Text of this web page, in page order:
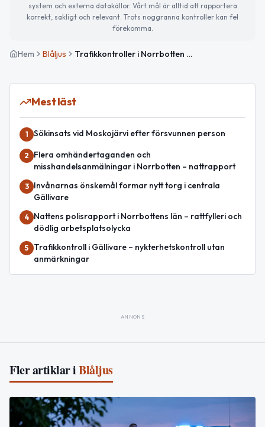
system och externa datakällor. Vårt mål är alltid att rapportera
korrekt, sakligt och relevant. Trots noggranna kontroller kan fel
förekomma.
Hem Blåljus Trafikkontroller i Norrbotten – flera böter för hastighetsöverträdelser
Mest läst
1 Sökinsats vid Moskojärvi efter försvunnen person
2
Flera omhändertaganden och
misshandelsanmälningar i Norrbotten – nattrapport
3
Invånarnas önskemål formar nytt torg i centrala
Gällivare
4
Nattens polisrapport i Norrbottens län – rattfylleri och
dödlig arbetsplatsolycka
5
Trafikkontroll i Gällivare – nykterhetskontroll utan
anmärkningar
ANNONS
Fler artiklar iBlåljus